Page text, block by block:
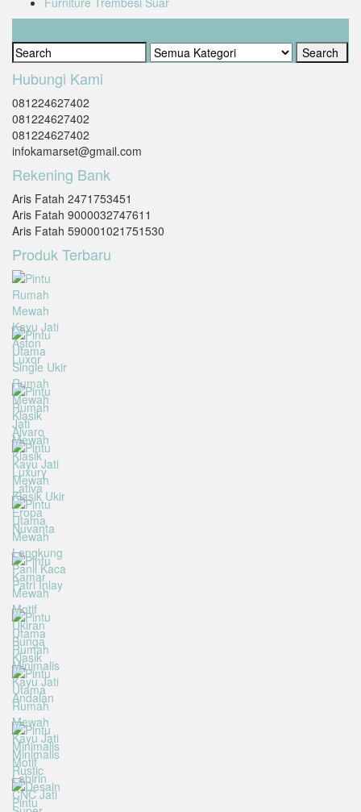
Hubungi Kami
081224627402
081224627402
081224627402
infokamarset@gmail.com
Rekening Bank
Aris Fatah 2471753451
Aris Fatah 9000032747611
Aris Fatah 590001021751530
Produk Terbaru